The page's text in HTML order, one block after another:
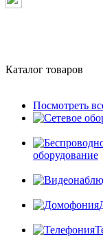
Каталог товаров
Посмотреть
оборудование